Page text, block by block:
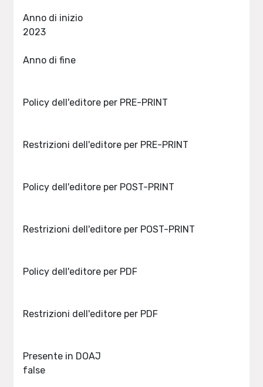
Anno di inizio
Anno di fine
Policy dell'editore per PRE-PRINT
Restrizioni dell'editore per PRE-PRINT
Policy dell'editore per POST-PRINT
Restrizioni dell'editore per POST-PRINT
Policy dell'editore per PDF
Restrizioni dell'editore per PDF
Presente in DOAJ